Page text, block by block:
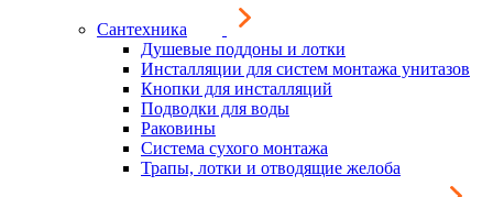
Сантехника
Душевые поддоны и лотки
Инсталляции для систем монтажа унитазов
Кнопки для инсталляций
Подводки для воды
Раковины
Система сухого монтажа
Трапы, лотки и отводящие желоба